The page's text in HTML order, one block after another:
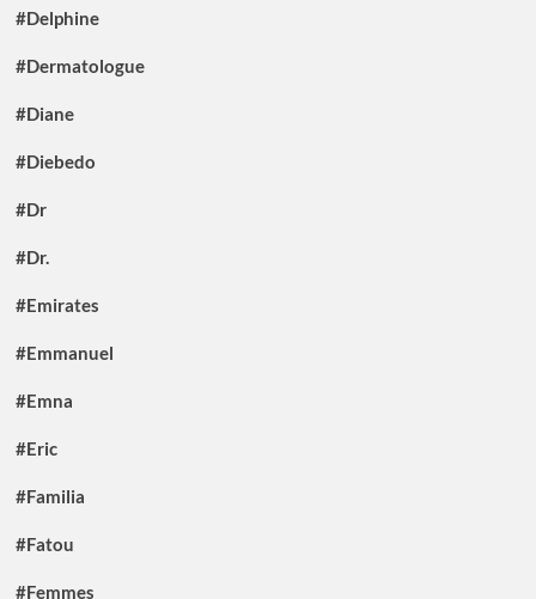
#Delphine
#Dermatologue
#Diane
#Diebedo
#Dr
#Dr.
#Emirates
#Emmanuel
#Emna
#Eric
#Familia
#Fatou
#Femmes